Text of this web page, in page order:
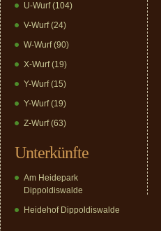
U-Wurf(104)
V-Wurf(24)
W-Wurf(90)
X-Wurf(19)
Y-Wurf(15)
Y-Wurf(19)
Z-Wurf(63)
Unterkünfte
Am Heidepark
Dippoldiswalde
Heidehof Dippoldiswalde